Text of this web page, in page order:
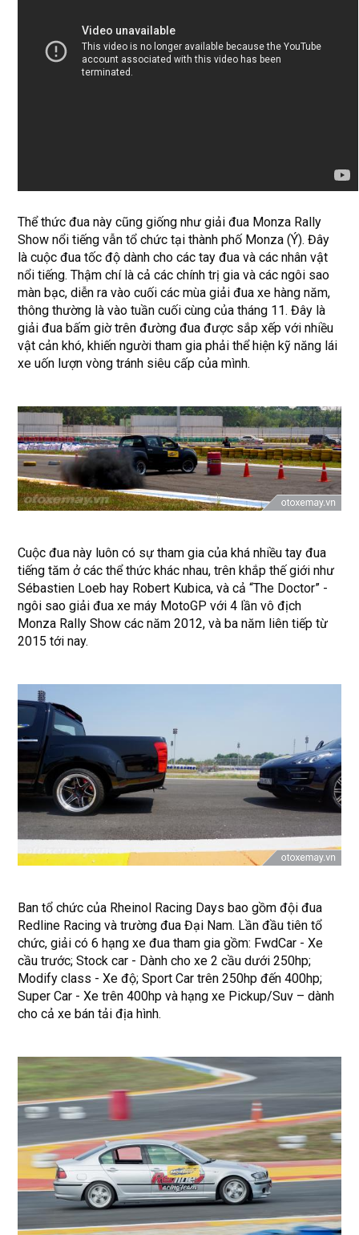
Thể thức đua này cũng giống như giải đua Monza Rally
Show nổi tiếng vẫn tổ chức tại thành phố Monza (Ý). Đây
là cuộc đua tốc độ dành cho các tay đua và các nhân vật
nổi tiếng. Thậm chí là cả các chính trị gia và các ngôi sao
màn bạc, diễn ra vào cuối các mùa giải đua xe hàng năm,
thông thường là vào tuần cuối cùng của tháng 11. Đây là
giải đua bấm giờ trên đường đua được sắp xếp với nhiều
vật cản khó, khiến người tham gia phải thể hiện kỹ năng lái
xe uốn lượn vòng tránh siêu cấp của mình.
Cuộc đua này luôn có sự tham gia của khá nhiều tay đua
tiếng tăm ở các thể thức khác nhau, trên khắp thế giới như
Sébastien Loeb hay Robert Kubica, và cả “The Doctor” -
ngôi sao giải đua xe máy MotoGP với 4 lần vô địch
Monza Rally Show các năm 2012, và ba năm liên tiếp từ
2015 tới nay.
Ban tổ chức của Rheinol Racing Days bao gồm đội đua
Redline Racing và trường đua Đại Nam. Lần đầu tiên tổ
chức, giải có 6 hạng xe đua tham gia gồm: FwdCar - Xe
cầu trước; Stock car - Dành cho xe 2 cầu dưới 250hp;
Modify class - Xe độ; Sport Car trên 250hp đến 400hp;
Super Car - Xe trên 400hp và hạng xe Pickup/Suv – dành
cho cả xe bán tải địa hình.